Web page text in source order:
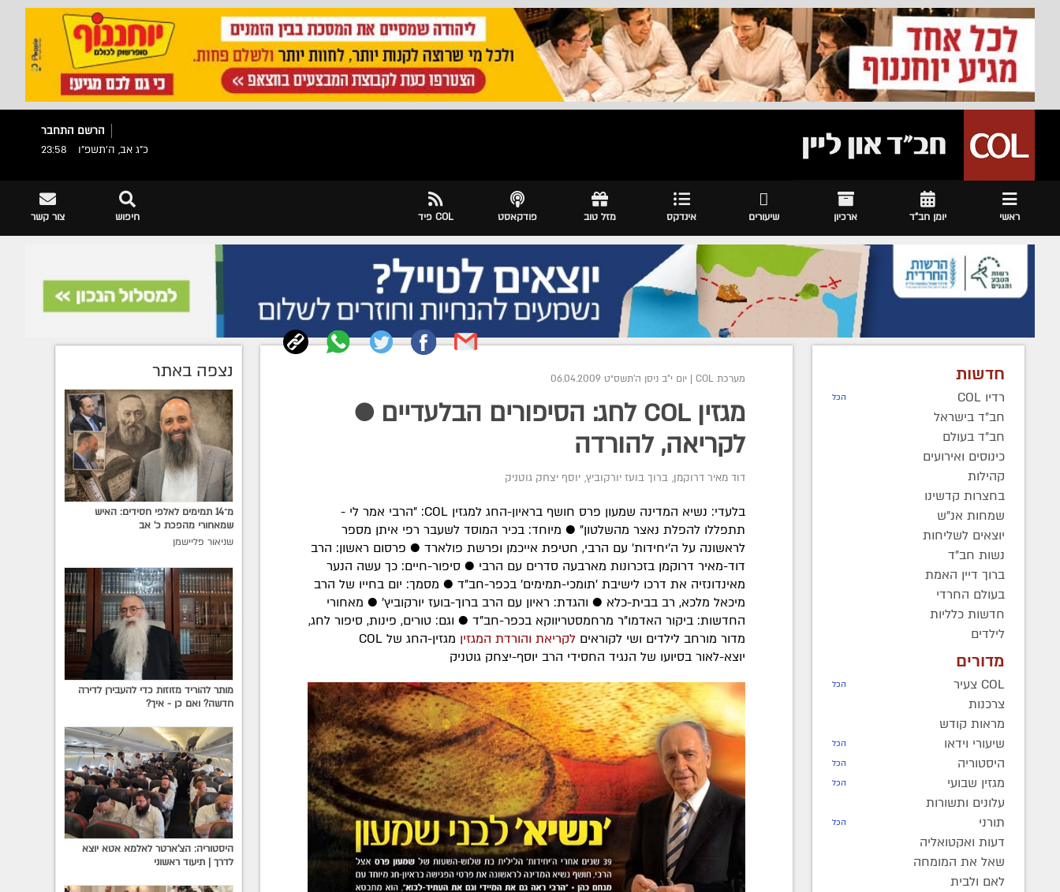
הרשם התחבר
כ"ג אב, ה׳תשפ״ו
23:58
ראשי יומן חב"ד ארכיון שיעורים אינדקס מזל טוב פודקאסט COL פיד צור קשר חיפוש
חדשות
רדיו COL הכל
חב"ד בישראל
חב"ד בעולם
כינוסים ואירועים
קהילות
בחצרות קדשינו
שמחות אנ"ש
יוצאים לשליחות
נשות חב"ד
ברוך דיין האמת
בעולם החרדי
חדשות כלליות
לילדים
מדורים
COL צעיר הכל
צרכנות
מראות קודש
שיעורי וידאו
הכל
היסטוריה הכל
מגזין שבועי הכל
עלונים ותשורות
תורני
הכל
דעות ואקטואליה
שאל את המומחה
לאם ולבית
מערכת COL | יום י"ב ניסן ה׳תשס״ט 06.04.2009
מגזין COL לחג: הסיפורים הבלעדיים ●
לקריאה, להורדה
דוד מאיר דרוקמן, ברוך בועז יורקוביץ, יוסף יצחק גוטניק
בלעדי: נשיא המדינה שמעון פרס חושף בראיון-החג למגזין COL: "הרבי אמר לי -
תתפללו להפלת נאצר מהשלטון" ● מיוחד: בכיר המוסד לשעבר רפי איתן מספר
לראשונה על ה'יחידות' עם הרבי, חטיפת אייכמן ופרשת פולארד ● פרסום ראשון: הרב
דוד-מאיר דרוקמן בזכרונות מארבעה סדרים עם הרבי ● סיפור-חיים: כך עשה הנער
מאינדונזיה את דרכו לישיבת 'תומכי-תמימים' בכפר-חב"ד ● מסמך: יום בחייו של הרב
מיכאל מלכא, רב בבית-כלא ● והגדת: ראיון עם הרב ברוך-בועז יורקוביץ' ● מאחורי
החדשות: ביקור האדמו"ר מרחמסטריווקא בכפר-חב"ד ● וגם: טורים, פינות, סיפור לחג,
מדור מורחב לילדים ושי לקוראיםלקריאת והורדת המגזין
מגזין-החג של COL
יוצא-לאור בסיועו של הנגיד החסידי הרב יוסף-יצחק גוטניק
נצפה באתר
מ־14 תמימים לאלפי חסידים: האיש
שמאחורי מהפכת כ׳ אב
שניאור פליישמן
מותר להוריד מזוזות כדי להעבירן לדירה
חדשה? ואם כן - איך?
היסטוריה: הצ'ארטר לאלמא אטא יוצא
לדרך | תיעוד ראשוני